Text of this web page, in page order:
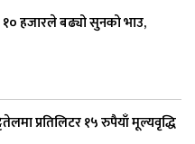
हजारले बढ्यो सुनको भाउ,
प्रतिलिटर १५ रुपैयाँ मूल्यवृद्धि